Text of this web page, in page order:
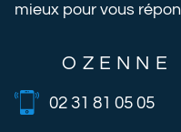
mieux pour vous
OZENNE
02 31 81 05 05